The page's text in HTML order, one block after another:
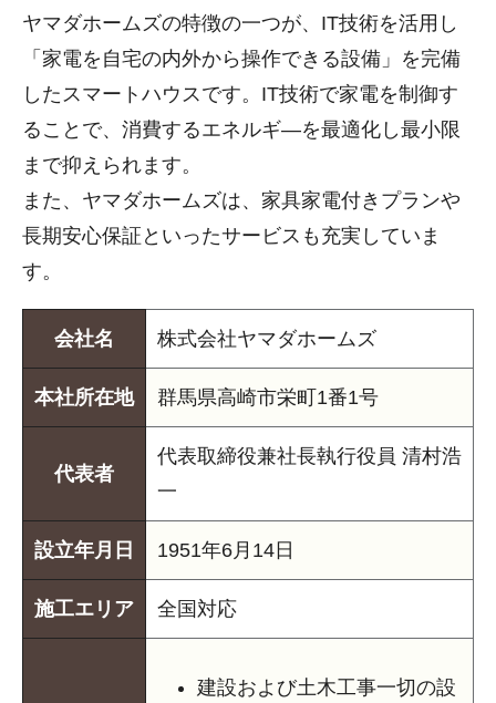
ヤマダホームズの特徴の一つが、IT技術を活用し
「家電を自宅の内外から操作できる設備」を完備
したスマートハウスです。IT技術で家電を制御す
ることで、消費するエネルギ―を最適化し最小限
まで抑えられます。
また、ヤマダホームズは、家具家電付きプランや
長期安心保証といったサービスも充実していま
す。
会社名 株式会社ヤマダホームズ
本社所在地 群馬県高崎市栄町1番1号
代表者
代表取締役兼社長執行役員 清村浩
一
設立年月日 1951年6月14日
施工エリア 全国対応
建設および土木工事一切の設